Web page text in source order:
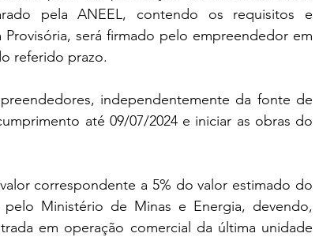
pela ANEEL, contendo os requisitos e
será firmado pelo empreendedor em
referido prazo.
independentemente da fonte de
até 09/07/2024 e iniciar as obras do
correspondente a 5% do valor estimado do
Ministério de Minas e Energia, devendo,
em operação comercial da última unidade